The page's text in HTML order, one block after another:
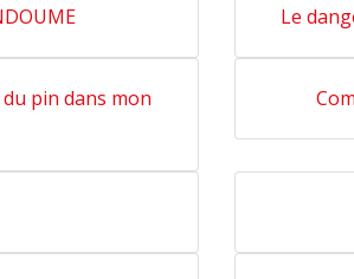
Le
pin dans mon